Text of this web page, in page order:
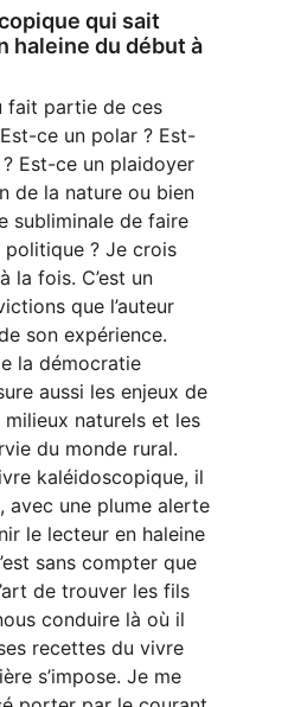
qui sait
haleine du début à
fait partie de ces
ce un polar ? Est-
Est-ce un plaidoyer
de la nature ou bien
subliminale de faire
politique ? Je crois
la fois. C’est un
que l’auteur
son expérience.
la démocratie
aussi les enjeux de
naturels et les
du monde rural.
kaléidoscopique, il
avec une plume alerte
le lecteur en haleine
sans compter que
de trouver les fils
conduire là où il
recettes du vivre
s’impose. Je me